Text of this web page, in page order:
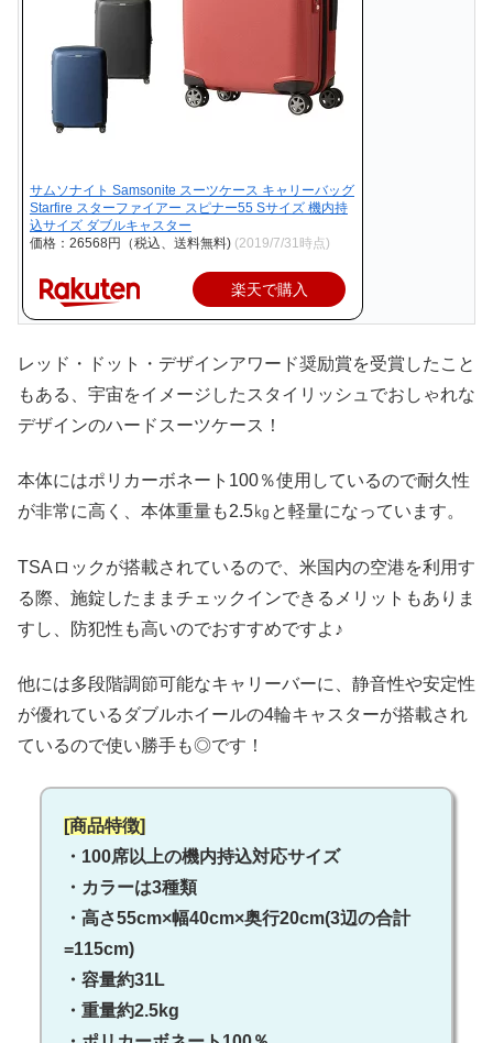
サムソナイト Samsonite スーツケース キャリーバッグ
Starfire スターファイアー スピナー55 Sサイズ 機内持
込サイズ ダブルキャスター
価格：26568円（税込、送料無料) (2019/7/31時点)
楽天で購入
レッド・ドット・デザインアワード奨励賞を受賞したこと
もある、宇宙をイメージしたスタイリッシュでおしゃれな
デザインのハードスーツケース！
本体にはポリカーボネート100％使用しているので耐久性
が非常に高く、本体重量も2.5㎏と軽量になっています。
TSAロックが搭載されているので、米国内の空港を利用す
る際、施錠したままチェックインできるメリットもありま
すし、防犯性も高いのでおすすめですよ♪
他には多段階調節可能なキャリーバーに、静音性や安定性
が優れているダブルホイールの4輪キャスターが搭載され
ているので使い勝手も◎です！
[商品特徴]
・100席以上の機内持込対応サイズ
・カラーは3種類
・高さ55cm×幅40cm×奥行20cm(3辺の合計
=115cm)
・容量約31L
・重量約2.5kg